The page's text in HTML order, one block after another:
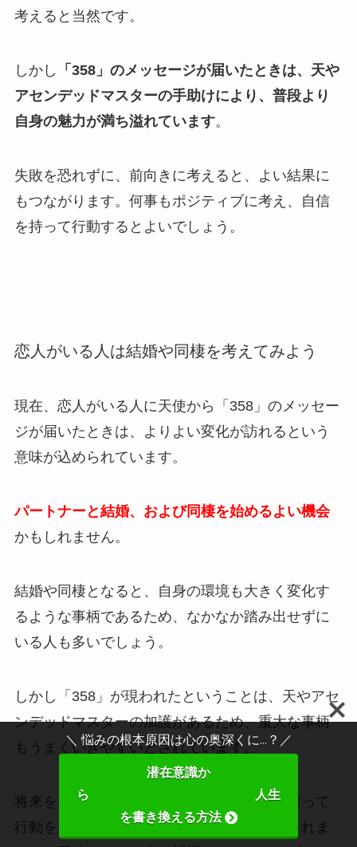
考えると当然です。
しかし 「 358」のメッセージが届いたときは、天や
アセンデッドマスターの手助けにより、普段より
自身の魅力が満ち溢れています。
失敗を恐れずに、前向きに考えると、よい結果に
もつながります。何事もポジティブに考え、自信
を持って行動するとよいでしょう。
恋人がいる人は結婚や同棲を考えてみよう
現在、恋人がいる人に天使から「358」のメッセー
ジが届いたときは、よりよい変化が訪れるという
意味が込められています。
パートナーと結婚、および同棲を始めるよい機会
かもしれません。
結婚や同棲となると、自身の環境も大きく変化す
るような事柄であるため、なかなか踏み出せずに
いる人も多いでしょう。
しかし「358」が現われたということは、天やアセ
ンデッドマスターの加護があるため、重大な事柄
もうまくいきやすいとされています。
将来を見据えた相手がいる場合には、思い切って
行動を起こすと、よい結果が生まれるかもしれま
＼ 悩みの根本原因は心の奥深くに...？／
潜在意識か
ら 人生
を書き換える方法